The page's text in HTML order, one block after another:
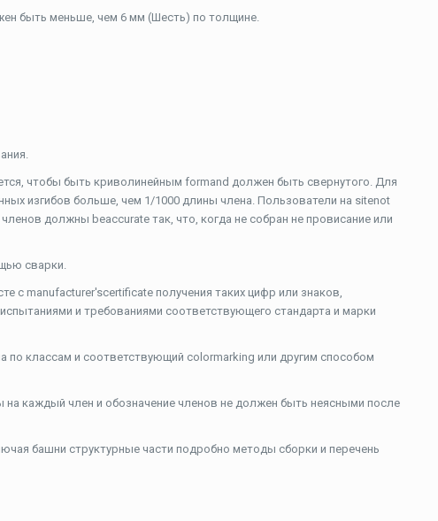
быть меньше, чем 6 мм (Шесть) по толщине.
чтобы быть криволинейным formand должен быть свернутого. Для
изгибов больше, чем 1/1000 длины члена. Пользователи на sitenot
должны beaccurate так, что, когда не собран не провисание или
сварки.
с manufacturer'scertificate получения таких цифр или знаков,
и требованиями соответствующего стандарта и марки
по классам и соответствующий colormarking или другим способом
каждый член и обозначение членов не должен быть неясными после
башни структурные части подробно методы сборки и перечень